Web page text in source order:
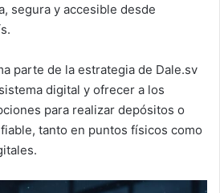
segura y accesible desde
parte de la estrategia de Dale.sv
digital y ofrecer a los
para realizar depósitos o
tanto en puntos físicos como